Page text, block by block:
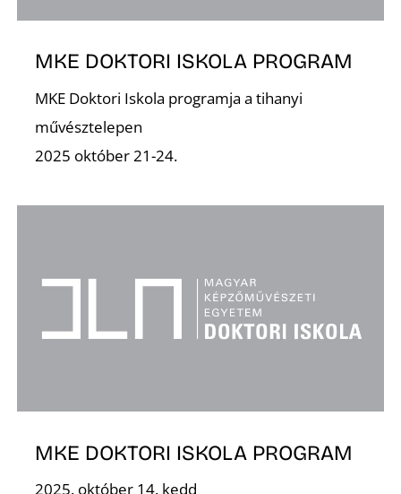
MKE DOKTORI ISKOLA PROGRAM
MKE Doktori Iskola programja a tihanyi
művésztelepen
2025 október 21-24.
MKE DOKTORI ISKOLA PROGRAM
2025. október 14. kedd